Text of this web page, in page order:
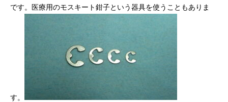
ール
です。医療用のモスキート鉗子という器具を使うこともありま
す。